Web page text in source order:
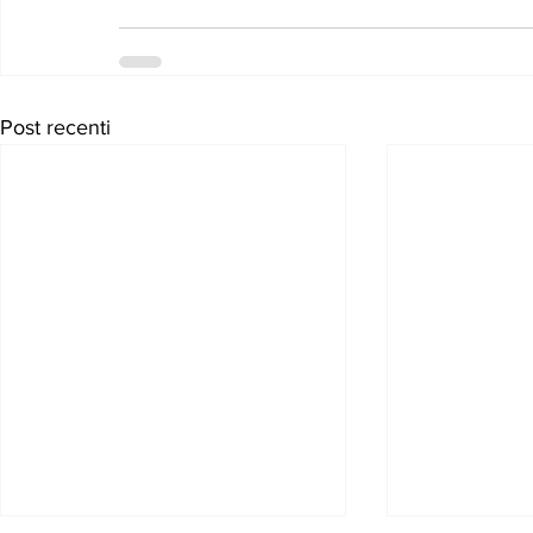
Post recenti